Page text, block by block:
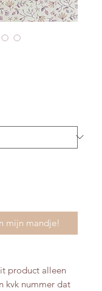
mijn mandje!
product alleen
kvk nummer dat